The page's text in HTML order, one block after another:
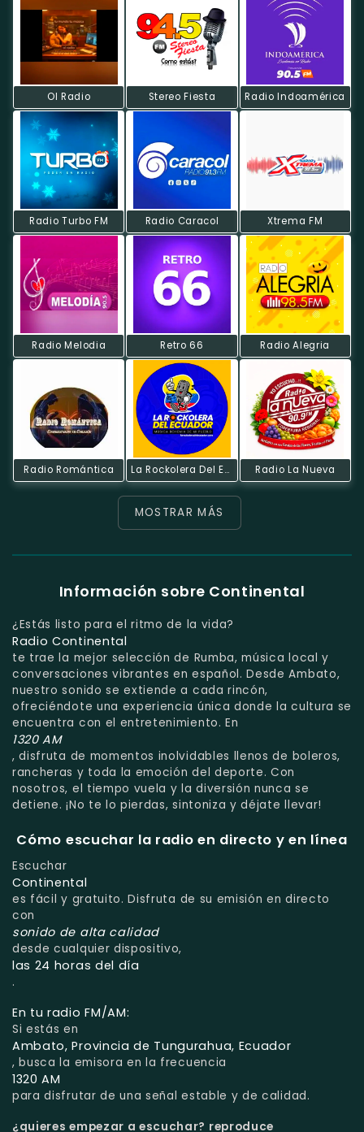
Ol Radio Stereo Fiesta Radio Indoamérica
Radio Turbo FM Radio Caracol Xtrema FM
Radio Melodia Retro 66 Radio Alegria
Radio Romántica La Rockolera Del Ecuador Radio La Nueva
MOSTRAR MÁS
Información sobre Continental
¿Estás listo para el ritmo de la vida?
Radio Continental
te trae la mejor selección de Rumba, música local y
conversaciones vibrantes en español. Desde Ambato,
nuestro sonido se extiende a cada rincón,
ofreciéndote una experiencia única donde la cultura se
encuentra con el entretenimiento. En
1320 AM
, disfruta de momentos inolvidables llenos de boleros,
rancheras y toda la emoción del deporte. Con
nosotros, el tiempo vuela y la diversión nunca se
detiene. ¡No te lo pierdas, sintoniza y déjate llevar!
Cómo escuchar la radio en directo y en línea
Escuchar
Continental
es fácil y gratuito. Disfruta de su emisión en directo
con
sonido de alta calidad
desde cualquier dispositivo,
las 24 horas del día
.
En tu radio FM/AM:
Si estás en
Ambato, Provincia de Tungurahua, Ecuador
, busca la emisora en la frecuencia
1320 AM
para disfrutar de una señal estable y de calidad.
¿quieres empezar a escuchar? reproduce